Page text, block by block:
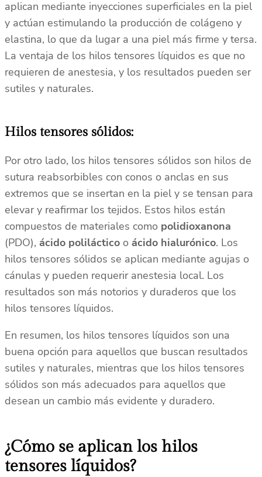
aplican mediante inyecciones superficiales en la piel
y actúan estimulando la producción de colágeno y
elastina, lo que da lugar a una piel más firme y tersa.
La ventaja de los hilos tensores líquidos es que no
requieren de anestesia, y los resultados pueden ser
sutiles y naturales.
Hilos tensores sólidos:
Por otro lado, los hilos tensores sólidos son hilos de
sutura reabsorbibles con conos o anclas en sus
extremos que se insertan en la piel y se tensan para
elevar y reafirmar los tejidos. Estos hilos están
compuestos de materiales como polidioxanona
(PDO), ácido poliláctico o ácido hialurónico. Los
hilos tensores sólidos se aplican mediante agujas o
cánulas y pueden requerir anestesia local. Los
resultados son más notorios y duraderos que los
hilos tensores líquidos.
En resumen, los hilos tensores líquidos son una
buena opción para aquellos que buscan resultados
sutiles y naturales, mientras que los hilos tensores
sólidos son más adecuados para aquellos que
desean un cambio más evidente y duradero.
¿Cómo se aplican los hilos
tensores líquidos?